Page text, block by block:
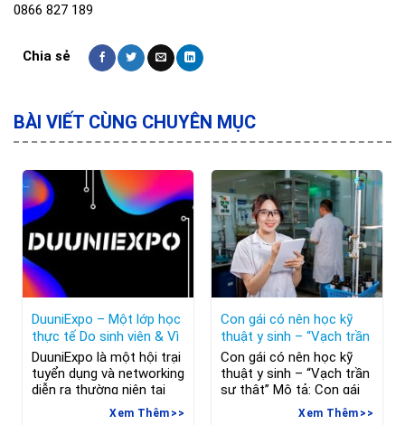
0866 827 189
BÀI VIẾT CÙNG CHUYÊN MỤC
DuuniExpo – Một lớp học
thực tế Do sinh viên & Vì
sinh viên
DuuniExpo là một hội trại
tuyển dụng và networking
diễn ra thường niên tại
thành phố Lahti Phần
Xem Thêm
Con gái có nên học kỹ
thuật y sinh – “Vạch trần
sự thật”
Con gái có nên học kỹ
thuật y sinh – “Vạch trần
sự thật” Mô tả: Con gái
có nên học kỹ thuật y
Xem Thêm